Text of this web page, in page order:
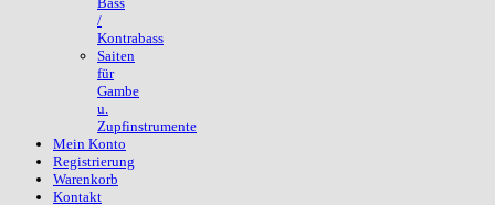
/
Kontrabass
Saiten
für
Gambe
u.
Zupfinstrumente
Mein Konto
Registrierung
Warenkorb
Kontakt